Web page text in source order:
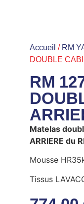
Accueil / RM
DOUBLE
RM
Matelas
ARRIERE du
Mousse
Tissus